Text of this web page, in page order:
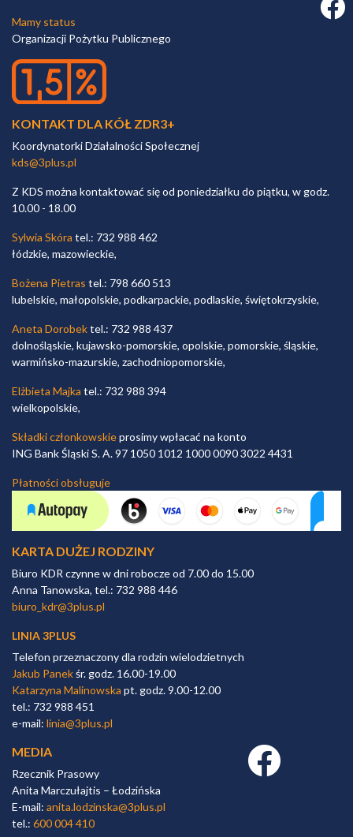
Mamy status
Organizacji Pożytku Publicznego
KONTAKT DLA KÓŁ ZDR3+
Koordynatorki Działalności Społecznej
kds@3plus.pl
Z KDS można kontaktować się od poniedziałku do piątku, w godz.
10.00 - 18.00
Sylwia Skóra tel.: 732 988 462
łódzkie, mazowieckie,
Bożena Pietras tel.: 798 660 513
lubelskie, małopolskie, podkarpackie, podlaskie, świętokrzyskie,
Aneta Dorobektel.: 732 988 437
dolnośląskie, kujawsko-pomorskie, opolskie, pomorskie, śląskie,
warmińsko-mazurskie, zachodniopomorskie,
Elżbieta Majka tel.: 732 988 394
wielkopolskie,
Składki członkowskieprosimy wpłacać na konto
ING Bank Śląski S. A. 97 1050 1012 1000 0090 3022 4431
Płatności obsługuje
KARTA DUŻEJ RODZINY
Biuro KDR czynne w dni robocze od 7.00 do 15.00
Anna Tanowska, tel.: 732 988 446
biuro_kdr@3plus.pl
LINIA 3PLUS
Telefon przeznaczony dla rodzin wielodzietnych
Jakub Panekśr. godz. 16.00-19.00
Katarzyna Malinowska pt. godz. 9.00-12.00
tel.: 732 988 451
e-mail: linia@3plus.pl
MEDIA
Rzecznik Prasowy
Anita Marczułajtis – Łodzińska
E-mail: anita.lodzinska@3plus.pl
tel.: 600 004 410
Facebook link